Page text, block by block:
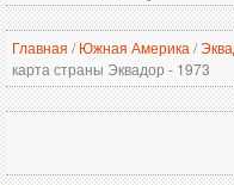
Главная / Южная Америка /
карта страны Эквадор - 1973